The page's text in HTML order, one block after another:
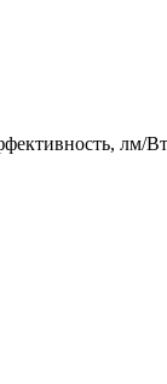
лм/Вт